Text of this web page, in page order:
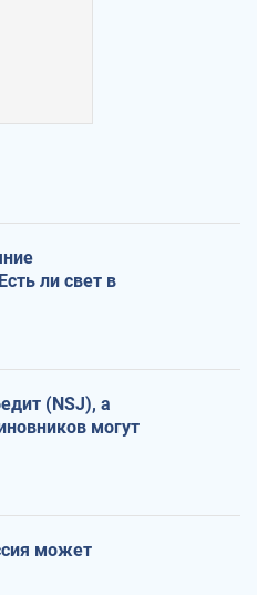
ли свет в
(NSJ), а
могут
может